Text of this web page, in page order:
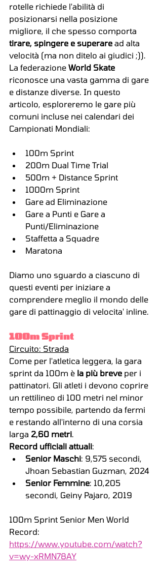
rotelle richiede l'abilità di
posizionarsi nella posizione
migliore, il che spesso comporta
tirare, spingere e superare ad alta
velocità (ma non ditelo ai giudici ;)).
La federazione World Skate
riconosce una vasta gamma di gare
e distanze diverse. In questo
articolo, esploreremo le gare più
comuni incluse nei calendari dei
Campionati Mondiali:
100m Sprint
200m Dual Time Trial
500m + Distance Sprint
1000m Sprint
Gare ad Eliminazione
Gare a Punti e Gare a
Punti/Eliminazione
Staffetta a Squadre
Maratona
Diamo uno sguardo a ciascuno di
questi eventi per iniziare a
comprendere meglio il mondo delle
gare di pattinaggio di velocita' inline.
100m Sprint
Circuito: Strada
Come per l'atletica leggera, la gara
sprint da 100m è la più breve per i
pattinatori. Gli atleti i devono coprire
un rettilineo di 100 metri nel minor
tempo possibile, partendo da fermi
e restando all'interno di una corsia
larga 2,60 metri
Record ufficiali attuali:
Senior Maschi: 9,575 secondi,
Jhoan Sebastian Guzman, 2024
Senior Femmine: 10,205
secondi, Geiny Pajaro, 2019
100m Sprint Senior Men World
Record:
https://www.youtube.com/watch?
v=wy-xRMN78AY